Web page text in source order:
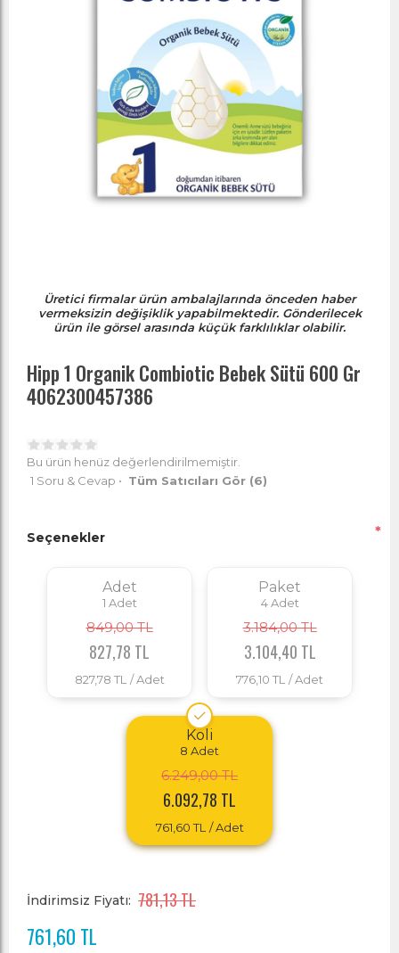
Üretici firmalar ürün ambalajlarında önceden haber
vermeksizin değişiklik yapabilmektedir. Gönderilecek
ürün ile görsel arasında küçük farklılıklar olabilir.
Hipp 1 Organik Combiotic Bebek Sütü 600 Gr
4062300457386
Bu ürün henüz değerlendirilmemiştir.
1 Soru & Cevap • Tüm Satıcıları Gör (6)
Seçenekler *
Adet
1 Adet
849,00 TL
827,78 TL
827,78 TL / Adet
Paket
4 Adet
3.184,00 TL
3.104,40 TL
776,10 TL / Adet
Koli
8 Adet
6.249,00 TL
6.092,78 TL
761,60 TL / Adet
İndirimsiz Fiyatı: 781,13 TL
761,60 TL